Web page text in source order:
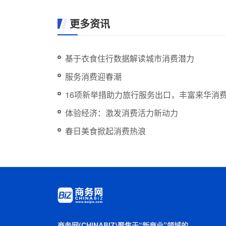
更多资讯
基于衣食住行数据解读城市消费潜力
服务消费迎春潮
16项新举措助力旅行服务出口，丰富来华消
体验经济：激发消费活力新动力
春日美食掀起消费热浪